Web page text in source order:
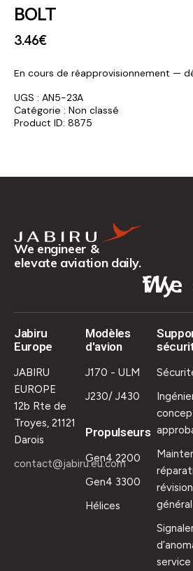
BOLT
3.46€
En cours de réapprovisionnement —
UGS : AN5-23A
Catégorie : Non classé
Product ID: 8875
We engineer &
elevate aviation daily.
We can all fly.
Jabiru
Europe
JABIRU
EUROPE
12b Rte de
Troyes, 21121
Darois
contact@jabiru.eu.com
Modèles
d'avion
J170 - ULM
J230/ J430
Propulseurs
Gen4 2200
Gen4 3300
Hélices
révision
service